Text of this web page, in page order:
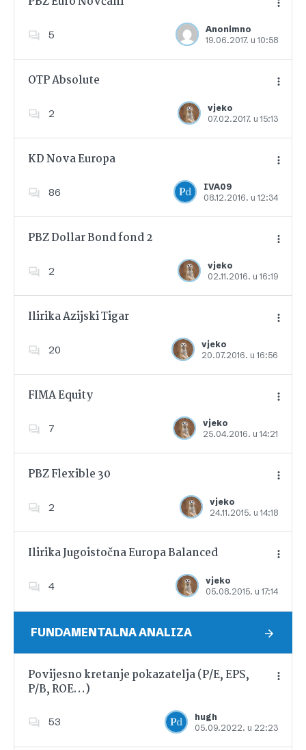
5
Anonimno
19.06.2017. u 10:58
Dodajte u favorite
OTP Absolute
2
vjeko
07.02.2017. u 15:13
Dodajte u favorite
KD Nova Europa
86
IVA09
08.12.2016. u 12:34
Dodajte u favorite
PBZ Dollar Bond fond 2
2
vjeko
02.11.2016. u 16:19
Dodajte u favorite
Ilirika Azijski Tigar
20
vjeko
20.07.2016. u 16:56
Dodajte u favorite
FIMA Equity
7
vjeko
25.04.2016. u 14:21
Dodajte u favorite
PBZ Flexible 30
2
vjeko
24.11.2015. u 14:18
Dodajte u favorite
Ilirika Jugoistočna Europa Balanced
4
vjeko
05.08.2015. u 17:14
Dodajte u favorite
FUNDAMENTALNA ANALIZA
Povijesno kretanje pokazatelja (P/E, EPS,
P/B, ROE…)
53
hugh
05.09.2022. u 22:23
Dodajte u favorite